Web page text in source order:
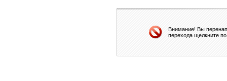
Внимание! Вы
перехода щелкните